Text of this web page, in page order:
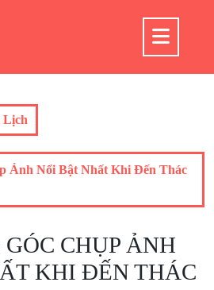
Lịch
Ảnh Nổi Bật Nhất Khi Đến Thác
CHỤP ẢNH
KHI ĐẾN THÁC